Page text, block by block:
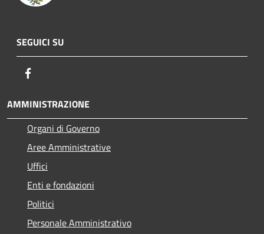
SEGUICI SU
AMMINISTRAZIONE
Organi di Governo
Aree Amministrative
Uffici
Enti e fondazioni
Politici
Personale Amministrativo